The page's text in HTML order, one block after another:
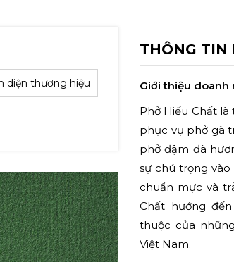
diện thương hiệu
THÔNG TIN
Giới thiệu doanh
Phở Hiếu Chất
phục vụ phở gà
phở đậm đà
sự chú trọng
chuẩn mực và
Chất hướng
thuộc của
Việt Nam.